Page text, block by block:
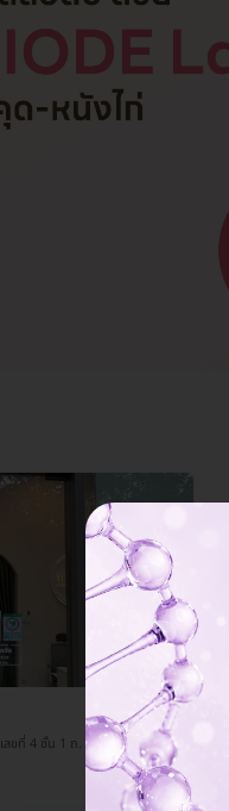
ลขที่ 4 ชั้น 1 ถ. รามคำแหง แขวง